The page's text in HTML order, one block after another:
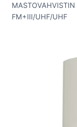
FM+III/UHF/UHF